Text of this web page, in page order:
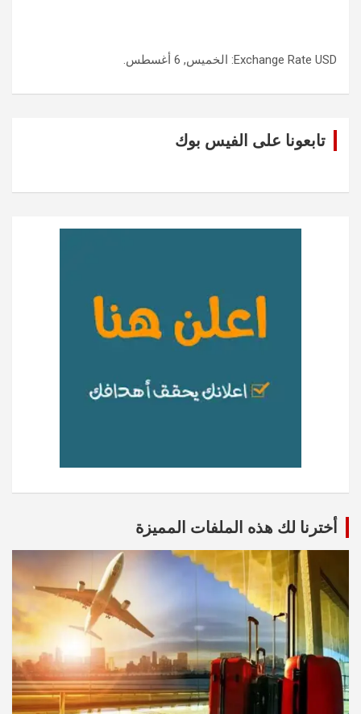
Exchange Rate USD : الخميس, 6 أغسطس.
تابعونا على الفيس بوك
أخترنا لك هذه الملفات المميزة